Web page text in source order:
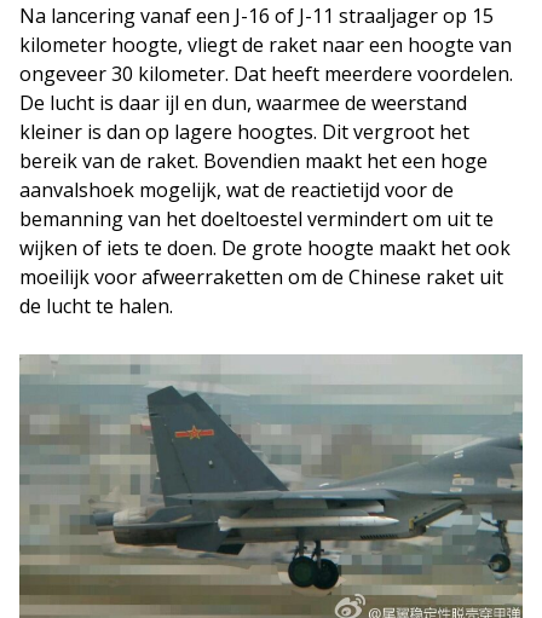
Na lancering vanaf een J-16 of J-11 straaljager op 15
kilometer hoogte, vliegt de raket naar een hoogte van
ongeveer 30 kilometer. Dat heeft meerdere voordelen.
De lucht is daar ijl en dun, waarmee de weerstand
kleiner is dan op lagere hoogtes. Dit vergroot het
bereik van de raket. Bovendien maakt het een hoge
aanvalshoek mogelijk, wat de reactietijd voor de
bemanning van het doeltoestel vermindert om uit te
wijken of iets te doen. De grote hoogte maakt het ook
moeilijk voor afweerraketten om de Chinese raket uit
de lucht te halen.